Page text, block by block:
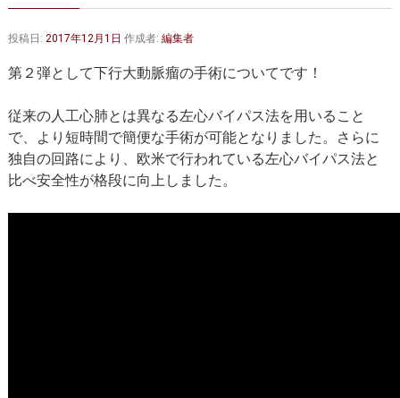
大動脈瘤について 詳細編
胸部大動脈瘤
ステントグラフトによる治療 年齢・余病
マルファン症候群
投稿日: 2017年12月1日 作成者: 編集者
第２弾として下行大動脈瘤の手術についてです！
従来の人工心肺とは異なる左心バイパス法を用いること
で、より短時間で簡便な手術が可能となりました。さらに
独自の回路により、欧米で行われている左心バイパス法と
比べ安全性が格段に向上しました。